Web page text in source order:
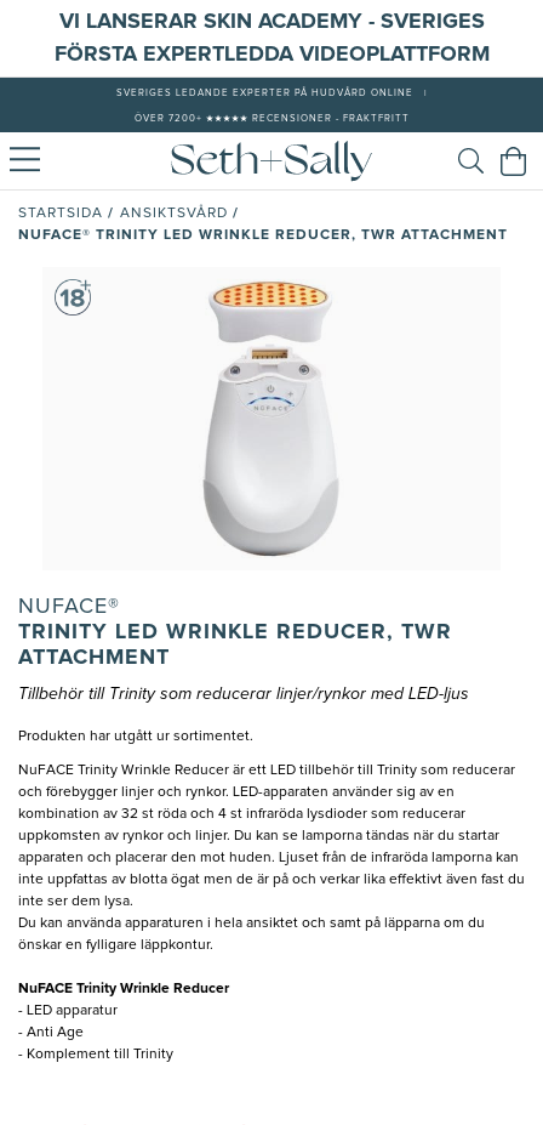
VI LANSERAR SKIN ACADEMY - SVERIGES
FÖRSTA EXPERTLEDDA VIDEOPLATTFORM
SVERIGES LEDANDE EXPERTER PÅ HUDVÅRD ONLINE
ÖVER 7200+ ★★★★★ RECENSIONER - FRAKTFRITT
STARTSIDA / ANSIKTSVÅRD /
NUFACE® TRINITY LED WRINKLE REDUCER, TWR ATTACHMENT
NUFACE®
TRINITY LED WRINKLE REDUCER, TWR
ATTACHMENT
Tillbehör till Trinity som reducerar linjer/rynkor med LED-ljus
Produkten har utgått ur sortimentet.
NuFACE Trinity Wrinkle Reducer är ett LED tillbehör till Trinity som reducerar
och förebygger linjer och rynkor. LED-apparaten använder sig av en
kombination av 32 st röda och 4 st infraröda lysdioder som reducerar
uppkomsten av rynkor och linjer. Du kan se lamporna tändas när du startar
apparaten och placerar den mot huden. Ljuset från de infraröda lamporna kan
inte uppfattas av blotta ögat men de är på och verkar lika effektivt även fast du
inte ser dem lysa.
Du kan använda apparaturen i hela ansiktet och samt på läpparna om du
önskar en fylligare läppkontur.
NuFACE Trinity Wrinkle Reducer
- LED apparatur
- Anti Age
- Komplement till Trinity